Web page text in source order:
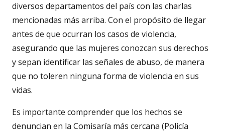
diversos departamentos del país con las charlas
mencionadas más arriba. Con el propósito de llegar
antes de que ocurran los casos de violencia,
asegurando que las mujeres conozcan sus derechos
y sepan identificar las señales de abuso, de manera
que no toleren ninguna forma de violencia en sus
vidas.
Es importante comprender que los hechos se
denuncian en la Comisaría más cercana (Policía